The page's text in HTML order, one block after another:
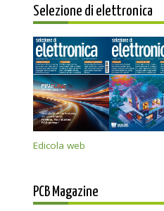
Selezione di elettronica
Edicola web
PCB Magazine